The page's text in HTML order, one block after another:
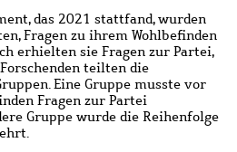
das 2021 stattfand, wurden
Fragen zu ihrem Wohlbefinden
erhielten sie Fragen zur Partei,
teilten die
Eine Gruppe musste vor
Fragen zur Partei
Gruppe wurde die Reihenfolge